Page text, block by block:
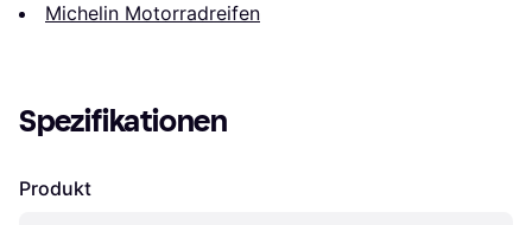
Michelin Motorradreifen
Spezifikationen
Produkt